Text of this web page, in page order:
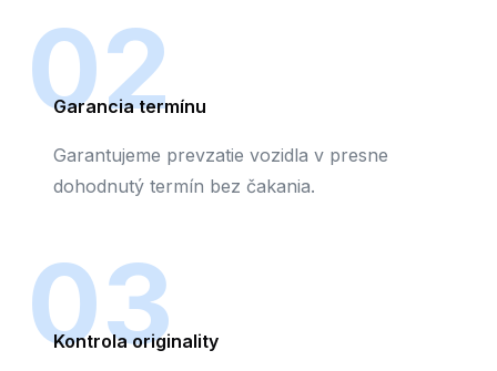
02
Garancia termínu
Garantujeme prevzatie vozidla v presne
dohodnutý termín bez čakania.
03
Kontrola originality